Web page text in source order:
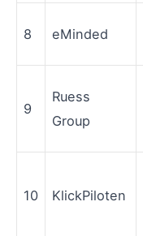
8 eMinded
9
Ruess
Group
10 KlickPiloten